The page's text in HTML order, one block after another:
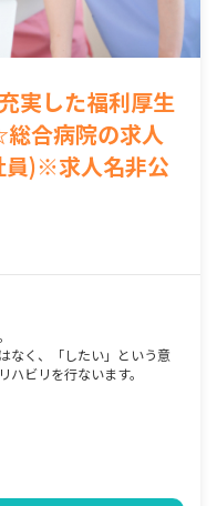
実した福利厚生
合病院の求人
員)※求人名非公
なく、「したい」という意
ビリを行ないます。